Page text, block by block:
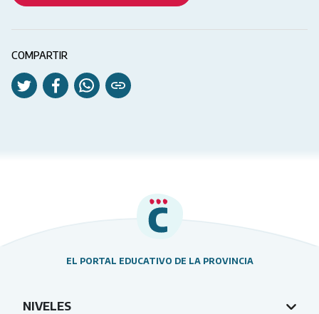
COMPARTIR
EL PORTAL EDUCATIVO DE LA PROVINCIA
NIVELES